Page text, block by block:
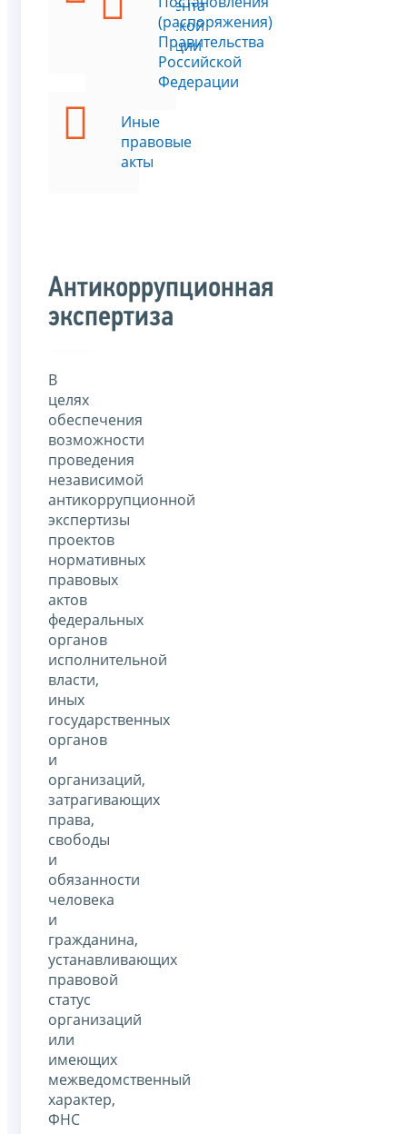
Президента
Российской
Федерации
Иные
правовые
акты
(распоряжения)
Правительства
Российской
Федерации
Антикоррупционная
экспертиза
В
целях
обеспечения
возможности
проведения
независимой
антикоррупционной
экспертизы
проектов
нормативных
правовых
актов
федеральных
органов
исполнительной
власти,
иных
государственных
органов
и
организаций,
затрагивающих
права,
свободы
и
обязанности
человека
и
гражданина,
устанавливающих
правовой
статус
организаций
или
имеющих
межведомственный
характер,
ФНС